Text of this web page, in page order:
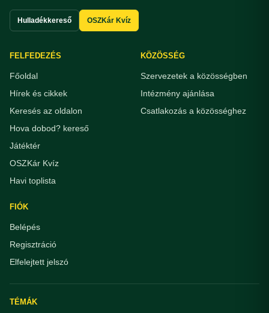
Hulladékkereső OSZKár Kvíz
FELFEDEZÉS
Főoldal
Hírek és cikkek
Keresés az oldalon
Hova dobod? kereső
Játéktér
OSZKár Kvíz
Havi toplista
KÖZÖSSÉG
Szervezetek a közösségben
Intézmény ajánlása
Csatlakozás a közösséghez
FIÓK
Belépés
Regisztráció
Elfelejtett jelszó
TÉMÁK